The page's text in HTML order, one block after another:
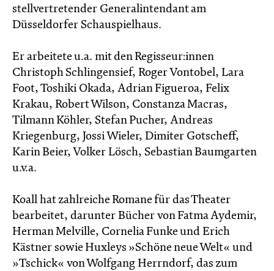
stellvertretender Generalintendant am
Düsseldorfer Schauspielhaus.
Er arbeitete u.a. mit den Regisseur:innen
Christoph Schlingensief, Roger Vontobel, Lara
Foot, Toshiki Okada, Adrian Figueroa, Felix
Krakau, Robert Wilson, Constanza Macras,
Tilmann Köhler, Stefan Pucher, Andreas
Kriegenburg, Jossi Wieler, Dimiter Gotscheff,
Karin Beier, Volker Lösch, Sebastian Baumgarten
u.v.a.
Koall hat zahlreiche Romane für das Theater
bearbeitet, darunter Bücher von Fatma Aydemir,
Herman Melville, Cornelia Funke und Erich
Kästner sowie Huxleys »Schöne neue Welt« und
»Tschick« von Wolfgang Herrndorf, das zum